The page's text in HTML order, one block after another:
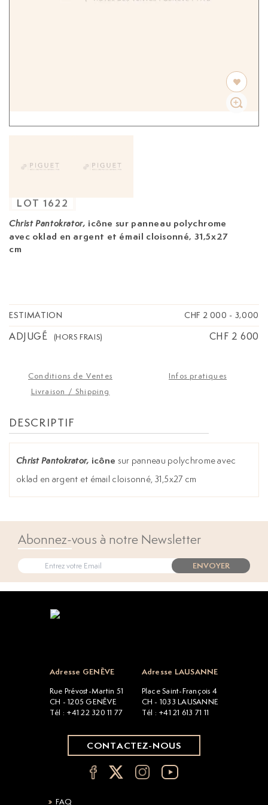
Christ Pantokrator, icône sur panneau polychrome
avec oklad en argent et émail cloisonné, 31,5x27
cm
LOT 1622
ESTIMATION CHF 2 000 - 3,000
ADJUGÉ (HORS FRAIS) CHF 2 600
Conditions de Ventes
Infos pratiques
Livraison / Shipping
DESCRIPTIF
Christ Pantokrator, icône sur panneau polychrome avec
oklad en argent et émail cloisonné, 31,5x27 cm
Abonnez-vous à notre Newsletter
ENVOYER
Adresse GENÈVE
Rue Prévost-Martin 51
CH - 1205 GENÈVE
Tél : +41 22 320 11 77
Adresse LAUSANNE
Place Saint-François 4
CH - 1033 LAUSANNE
Tél : +41 21 613 71 11
CONTACTEZ-NOUS
FAQ